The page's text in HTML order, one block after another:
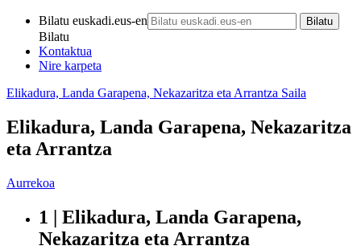
Bilatu euskadi.eus-en
Bilatu
Kontaktua
Nire karpeta
Elikadura, Landa Garapena, Nekazaritza eta Arrantza Saila
Elikadura, Landa Garapena, Nekazaritza
eta Arrantza
Aurrekoa
1 | Elikadura, Landa Garapena,
Nekazaritza eta Arrantza